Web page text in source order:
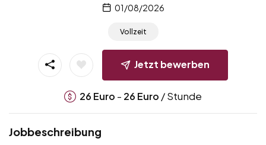
01/08/2026
Vollzeit
Jetzt bewerben
26 Euro - 26 Euro / Stunde
Jobbeschreibung